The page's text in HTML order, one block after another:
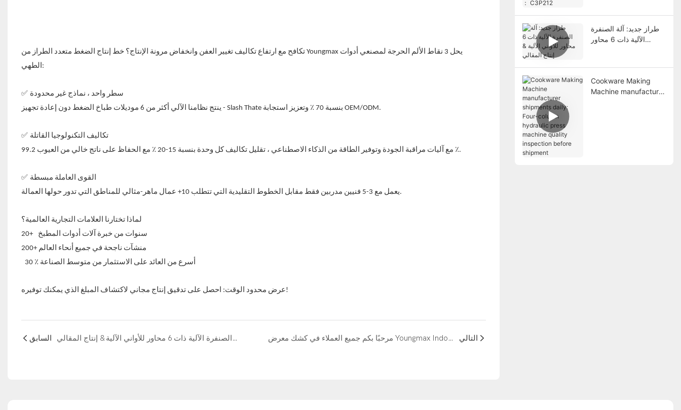
تكافح مع ارتفاع تكاليف تغيير العفن وانخفاض مرونة الإنتاج؟ خط إنتاج الضغط متعدد الطراز من Youngmax يحل 3 نقاط الألم الحرجة لمصنعي أدوات
الطهي:
✅ سطر واحد ، نماذج غير محدودة
ينتج نظامنا الآلي أكثر من 6 موديلات طباخ الضغط دون إعادة تجهيز - Slash Thate بنسبة 70 ٪ وتعزيز استجابة OEM/ODM.
✅ تكاليف التكنولوجيا القاتلة
مع آليات مراقبة الجودة وتوفير الطاقة من الذكاء الاصطناعي ، تقليل تكاليف كل وحدة بنسبة 15-20 ٪ مع الحفاظ على ناتج خالي من العيوب 99.2 ٪.
✅ القوى العاملة مبسطة
يعمل مع 3-5 فنيين مدربين فقط مقابل الخطوط التقليدية التي تتطلب 10+ عمال ماهر-مثالي للمناطق التي تدور حولها العمالة.
لماذا تختارنا العلامات التجارية العالمية؟
20+
سنوات من خبرة آلات أدوات المطبخ
200+ منشآت ناجحة في جميع أنحاء العالم
30 ٪ أسرع من العائد على الاستثمار من متوسط ​​الصناعة
عرض محدود الوقت: احصل على تدقيق إنتاج مجاني لاكتشاف المبلغ الذي يمكنك توفيره!
السابق طراز جديد: آلة الصنفرة الآلية ذات 6 محاور للأواني الآلية & إنتاج المقالي مرحبًا بكم جميع العملاء في كشك معرض Youngmax Indonesia ： C3P212 التالي
طراز جديد: آلة الصنفرة
الآلية ذات 6 محاور
Cookware Making
Machine manufacturer